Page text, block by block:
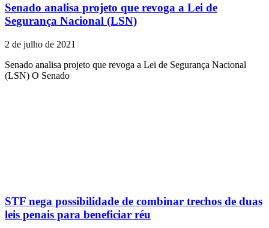
Senado analisa projeto que revoga a Lei de
Segurança Nacional (LSN)
2 de julho de 2021
Senado analisa projeto que revoga a Lei de Segurança Nacional
(LSN) O Senado
STF nega possibilidade de combinar trechos de duas
leis penais para beneficiar réu